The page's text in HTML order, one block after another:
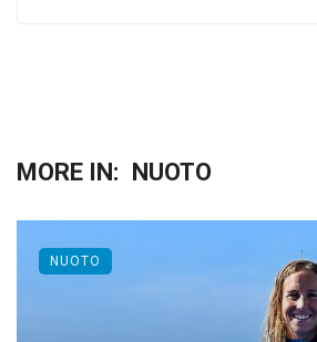
MORE IN: NUOTO
NUOTO